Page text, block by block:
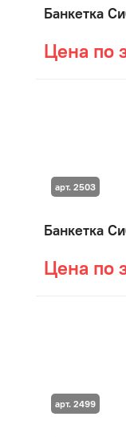
Банкетка
Цена по
Банкетка
Цена по
арт. 2503
арт. 2499